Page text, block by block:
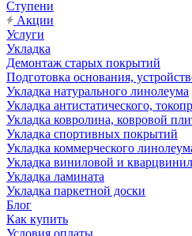
Ступени
Акции
Услуги
Укладка
Демонтаж старых покрытий
Подготовка основания,
Укладка натурального линолеума
Укладка антистатического,
Укладка ковролина, ковровой
Укладка спортивных покрытий
Укладка коммерческого
Укладка виниловой и
Укладка ламината
Укладка паркетной доски
Блог
Как купить
Условия оплаты